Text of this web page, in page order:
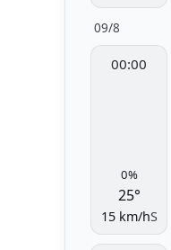
09/8
00:00
0%
25°
15 km/hS